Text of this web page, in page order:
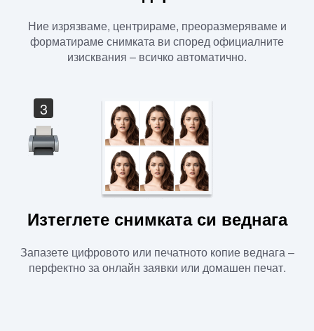
Ние изрязваме, центрираме, преоразмеряваме и
форматираме снимката ви според официалните
изисквания – всичко автоматично.
3
Изтеглете снимката си веднага
Запазете цифровото или печатното копие веднага –
перфектно за онлайн заявки или домашен печат.